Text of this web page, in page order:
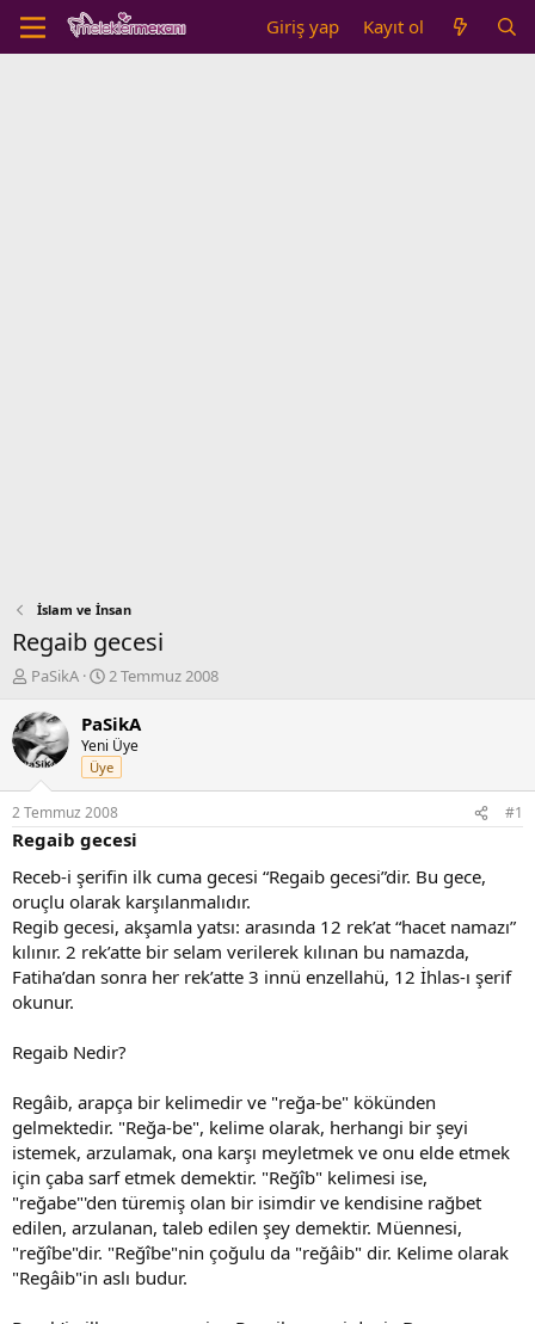
Giriş yap Kayıt ol
İslam ve İnsan
Regaib gecesi
K
n
b
u
y
u
b
a
l
a
t
a
n
PaSikA
B
ş
a
n
g
ı
ç
t
a
r
i
h
i
2 Temmuz 2008
PaSikA
Yeni Üye
Üye
2 Temmuz 2008 #1
Regaib gecesi
Receb-i şerifin ilk cuma gecesi “Regaib gecesi”dir. Bu gece,
oruçlu olarak karşılanmalıdır.
Regib gecesi, akşamla yatsı: arasında 12 rek’at “hacet namazı”
kılınır. 2 rek’atte bir selam verilerek kılınan bu namazda,
Fatiha’dan sonra her rek’atte 3 innü enzellahü, 12 İhlas-ı şerif
okunur.
Regaib Nedir?
Regâib, arapça bir kelimedir ve "reğa-be" kökünden
gelmektedir. "Reğa-be", kelime olarak, herhangi bir şeyi
istemek, arzulamak, ona karşı meyletmek ve onu elde etmek
için çaba sarf etmek demektir. "Reğîb" kelimesi ise,
"reğabe"'den türemiş olan bir isimdir ve kendisine rağbet
edilen, arzulanan, taleb edilen şey demektir. Müennesi,
"reğîbe"dir. "Reğîbe"nin çoğulu da "reğâib" dir. Kelime olarak
"Regâib"in aslı budur.